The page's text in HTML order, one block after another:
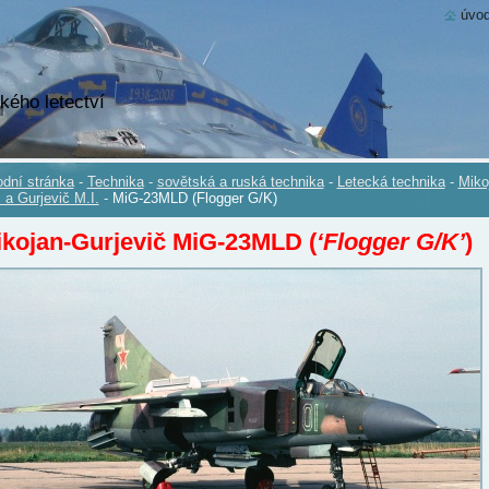
letectví
stránka - Technika - sovětská a ruská technika - Letecká technika -
a Gurjevič M.I. - MiG-23MLD (Flogger G/K)
Gurjevič MiG-23MLD (‘Flogger G/K’)